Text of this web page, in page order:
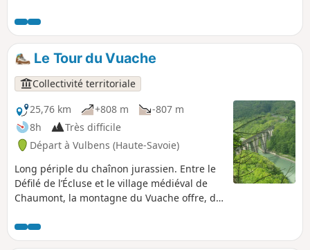
Le Tour du Vuache
Collectivité territoriale
25,76 km
+808 m
-807 m
8h
Très difficile
Départ à Vulbens (Haute-Savoie)
Long périple du chaînon jurassien. Entre le
Défilé de l’Écluse et le village médiéval de
Chaumont, la montagne du Vuache offre, de
un contraste saisissant !